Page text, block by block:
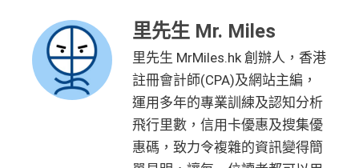
里先生 Mr. Miles
里先生 MrMiles.hk 創辦人，香港
註冊會計師(CPA)及網站主編，
運用多年的專業訓練及認知分析
飛行里數，信用卡優惠及搜集優
惠碼，致力令複雜的資訊變得簡